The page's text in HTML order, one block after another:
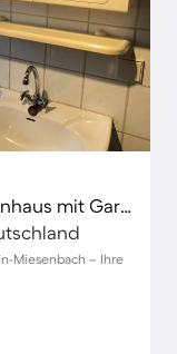
Familienfreundliches tolles Ferienhaus mit Garten | Stadtblick
Miesenbach – Ihre